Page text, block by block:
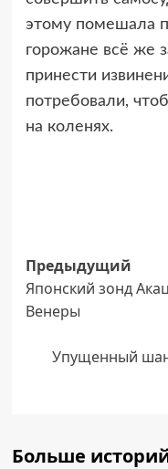
этому помешала
горожане всё же
принести
потребовали,
на коленях.
Навигация
записи
Предыдущий
Японский зонд
Венеры
Упущенный
Больше